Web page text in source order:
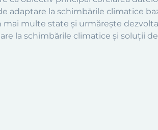
adaptare la schimbările climatice
mai multe state și urmărește
la schimbările climatice și soluții